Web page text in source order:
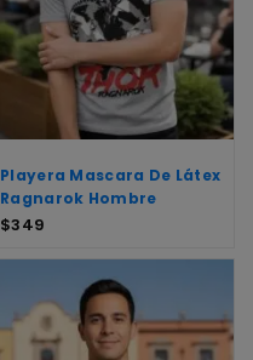
Playera Mascara De Látex
Ragnarok Hombre
$349